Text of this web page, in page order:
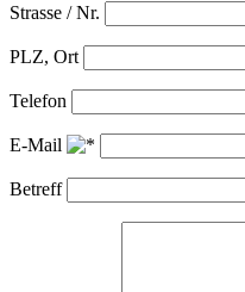
Strasse / Nr.
PLZ, Ort
Telefon
E-Mail
Betreff